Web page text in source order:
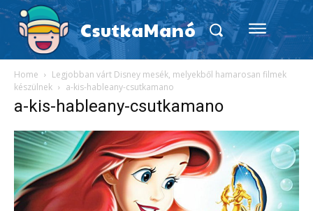
CsutkaManó
Home
Legjobban várt Disney mesék, melyekből hamarosan filmek
készülnek
a-kis-hableany-csutkamano
a-kis-hableany-csutkamano